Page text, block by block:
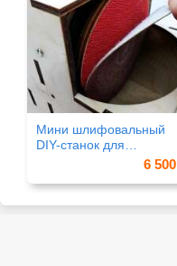
Мини шлифовальный
DIY-станок для
небольших заготовок6 500